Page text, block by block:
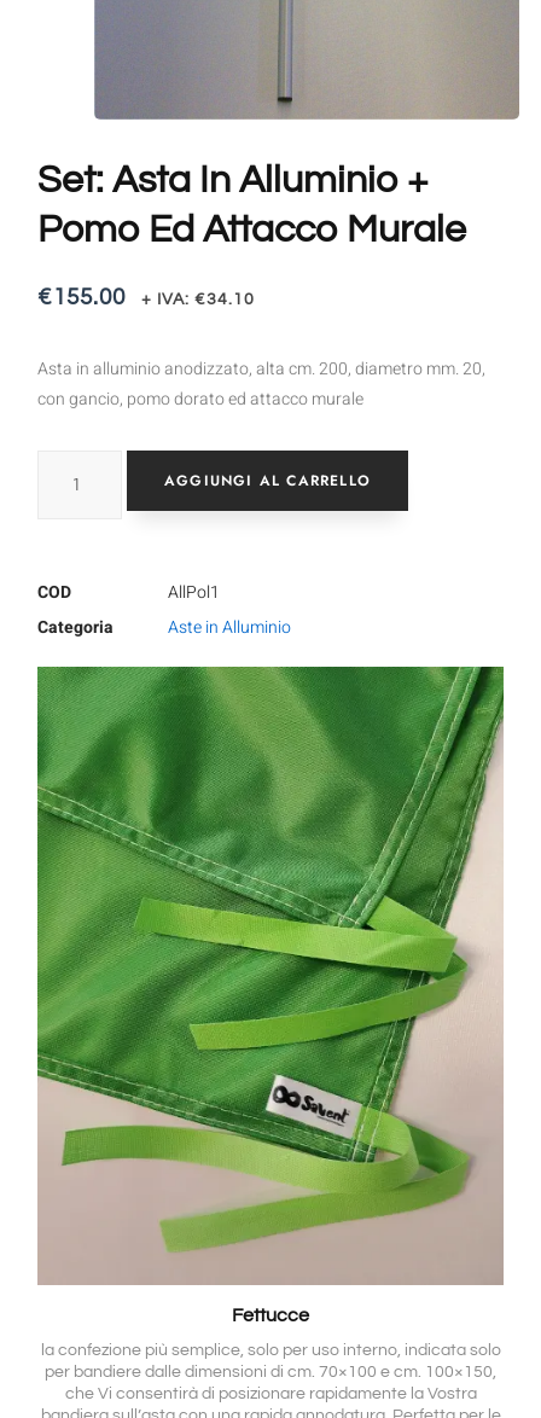
Set: Asta In Alluminio +
Pomo Ed Attacco Murale
€155.00 + IVA: €34.10
Asta in alluminio anodizzato, alta cm. 200, diametro mm. 20,
con gancio, pomo dorato ed attacco murale
AGGIUNGI AL CARRELLO
COD
AllPol1
Categoria
Aste in Alluminio
Fettucce
la confezione più semplice, solo per uso interno, indicata solo
per bandiere dalle dimensioni di cm. 70×100 e cm. 100×150,
che Vi consentirà di posizionare rapidamente la Vostra